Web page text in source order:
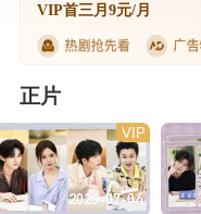
VIP首三月9元/月
正片
2026-07-04
VIP